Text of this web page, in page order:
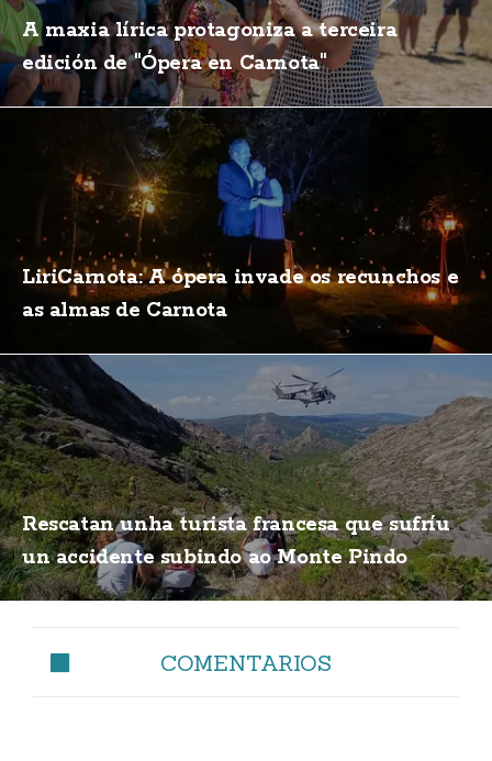
A maxia lírica protagoniza a terceira
edición de "Ópera en Carnota"
LiriCarnota: A ópera invade os recunchos e
as almas de Carnota
Rescatan unha turista francesa que sufríu
un accidente subindo ao Monte Pindo
COMENTARIOS